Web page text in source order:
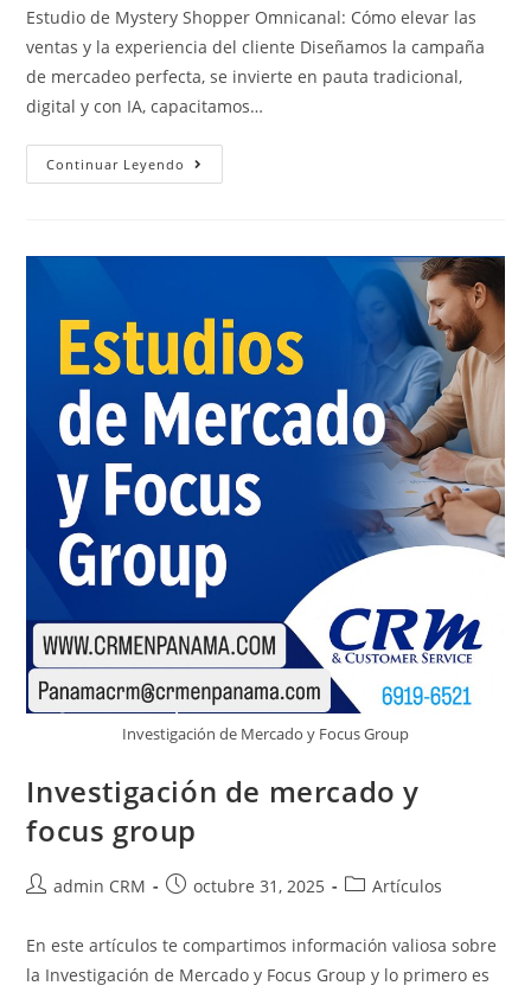
Estudio de Mystery Shopper Omnicanal: Cómo elevar las
ventas y la experiencia del cliente Diseñamos la campaña
de mercadeo perfecta, se invierte en pauta tradicional,
digital y con IA, capacitamos…
Continuar Leyendo
Investigación de Mercado y Focus Group
Investigación de mercado y
focus group
admin CRM octubre 31, 2025 Artículos
En este artículos te compartimos información valiosa sobre
la Investigación de Mercado y Focus Group y lo primero es